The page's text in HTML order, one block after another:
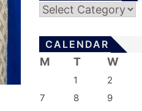
Categories
CALENDAR
M T W
1 2
7
8 9